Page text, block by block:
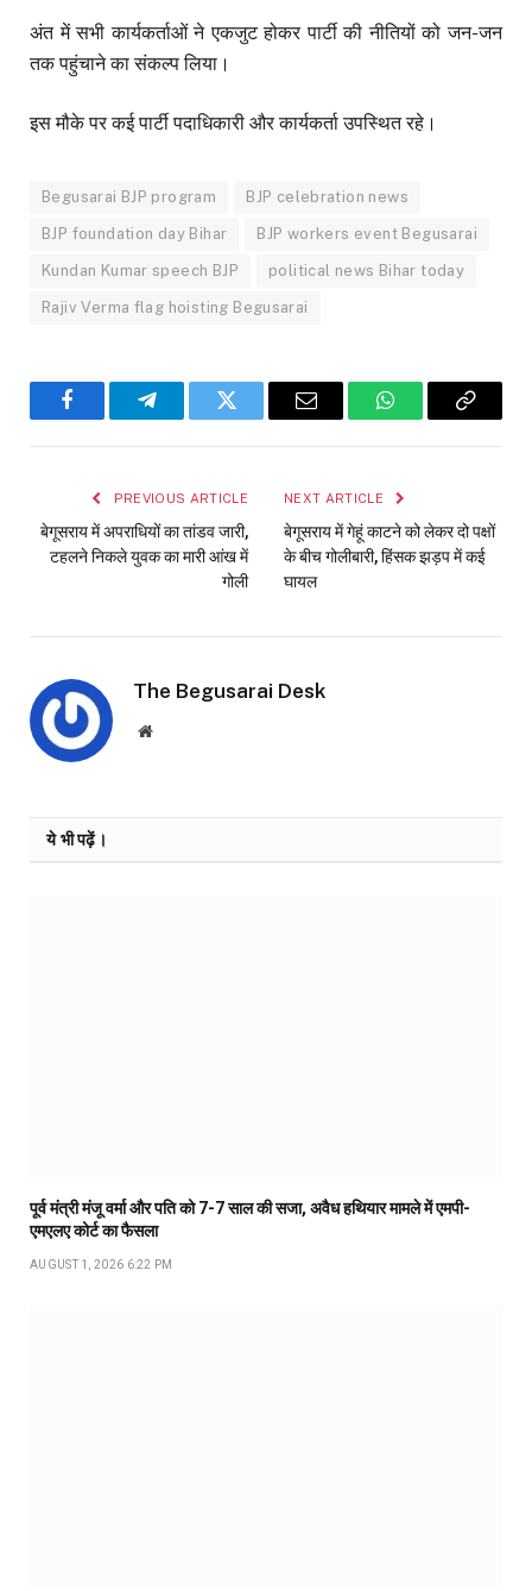
अंत में सभी कार्यकर्ताओं ने एकजुट होकर पार्टी की नीतियों को जन-जन
तक पहुंचाने का संकल्प लिया।
इस मौके पर कई पार्टी पदाधिकारी और कार्यकर्ता उपस्थित रहे।
Begusarai BJP program BJP celebration news
BJP foundation day Bihar BJP workers event Begusarai
Kundan Kumar speech BJP political news Bihar today
Rajiv Verma flag hoisting Begusarai
FacebookTelegramTwitter Email WhatsAppCopy
PREVIOUS ARTICLE
बेगूसराय में अपराधियों का तांडव जारी,
टहलने निकले युवक का मारी आंख में
गोली
NEXT ARTICLE
बेगूसराय में गेहूं काटने को लेकर दो पक्षों
के बीच गोलीबारी, हिंसक झड़प में कई
घायल
The Begusarai Desk
Website
ये भी पढ़ें।
पूर्व मंत्री मंजू वर्मा और पति को 7-7 साल की सजा, अवैध हथियार मामले में एमपी-
एमएलए कोर्ट का फैसला
AUGUST 1, 2026 6:22 PM